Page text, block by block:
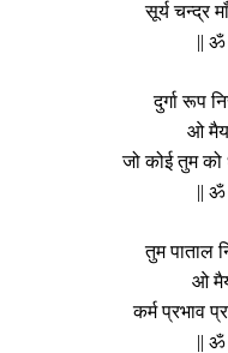
सूर्य चन्द्र
|| ॐ
दुर्गा रूप
ओ
जो कोई तुम को
|| ॐ
तुम पाताल
ओ
कर्म प्रभाव
|| ॐ